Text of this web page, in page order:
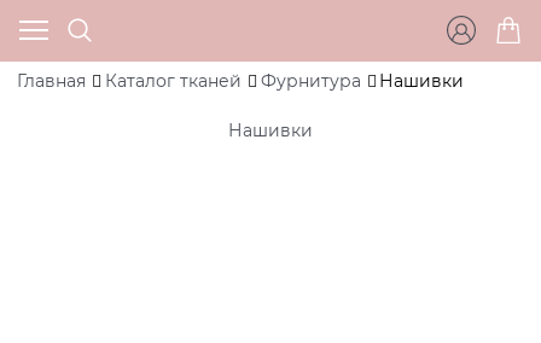
Главная Каталог тканей Фурнитура Нашивки
Нашивки